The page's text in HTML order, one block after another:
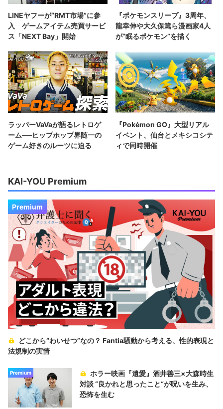
LINEヤフーが“RMT市場”に参
入 ゲームアイテム売買サービ
ス「NEXT Bay」開始
『ポケモンスリープ』3周年、
龍幸伸や大久保篤ら漫画家4人
が“眠るポケモン”を描く
ラッパーVaVaが語るレトロゲ
ーム──ヒップホップ界随一の
ゲーム好きのルーツに迫る
『Pokémon GO』大型リアル
イベント、仙台とメキシコシテ
ィで同時開催
KAI-YOU Premium
Premium
どこから“わいせつ”なの？ Fantia騒動から考える、性的表現と
法規制の実情
Premium
ホラー映画『遺愛』酒井善三×大森時生
対談 “良かれと思ったこと“が呪いを生み、
恐怖を生む